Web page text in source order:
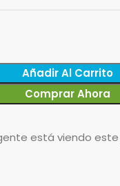
Añadir Al Carrito
Comprar Ahora
está viendo